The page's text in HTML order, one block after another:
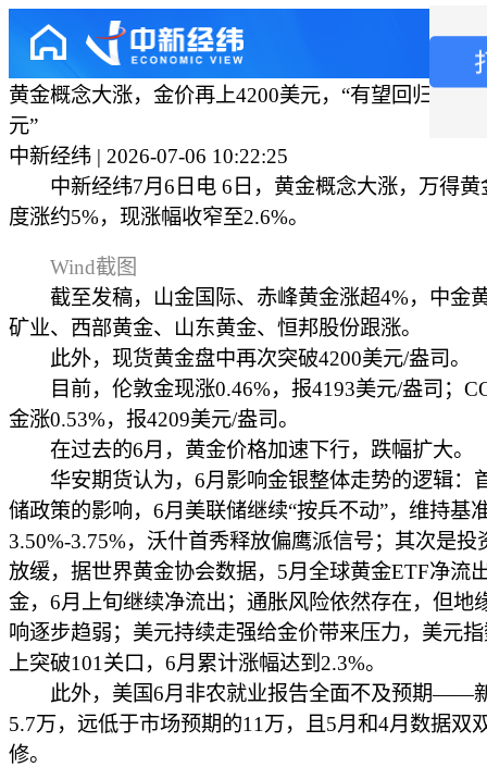
黄金概念大涨，金价再上4200美元，“有望回归至
元”
中新经纬 | 2026-07-06 10:22:25
中新经纬7月6日电 6日，黄金概念大涨，万得黄
度涨约5%，现涨幅收窄至2.6%。
Wind截图
截至发稿，山金国际、赤峰黄金涨超4%，中金
矿业、西部黄金、山东黄金、恒邦股份跟涨。
此外，现货黄金盘中再次突破4200美元/盎司。
目前，伦敦金现涨0.46%，报4193美元/盎司；
金涨0.53%，报4209美元/盎司。
在过去的6月，黄金价格加速下行，跌幅扩大。
华安期货认为，6月影响金银整体走势的逻辑：
储政策的影响，6月美联储继续“按兵不动”，维持基
3.50%-3.75%，沃什首秀释放偏鹰派信号；其次是投
放缓，据世界黄金协会数据，5月全球黄金ETF净流
金，6月上旬继续净流出；通胀风险依然存在，但地
响逐步趋弱；美元持续走强给金价带来压力，美元
上突破101关口，6月累计涨幅达到2.3%。
此外，美国6月非农就业报告全面不及预期——
5.7万，远低于市场预期的11万，且5月和4月数据双
修。